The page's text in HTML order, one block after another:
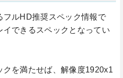
フルHD推奨スペック情報で
できるスペックとなってい
を満たせば、解像度1920x1